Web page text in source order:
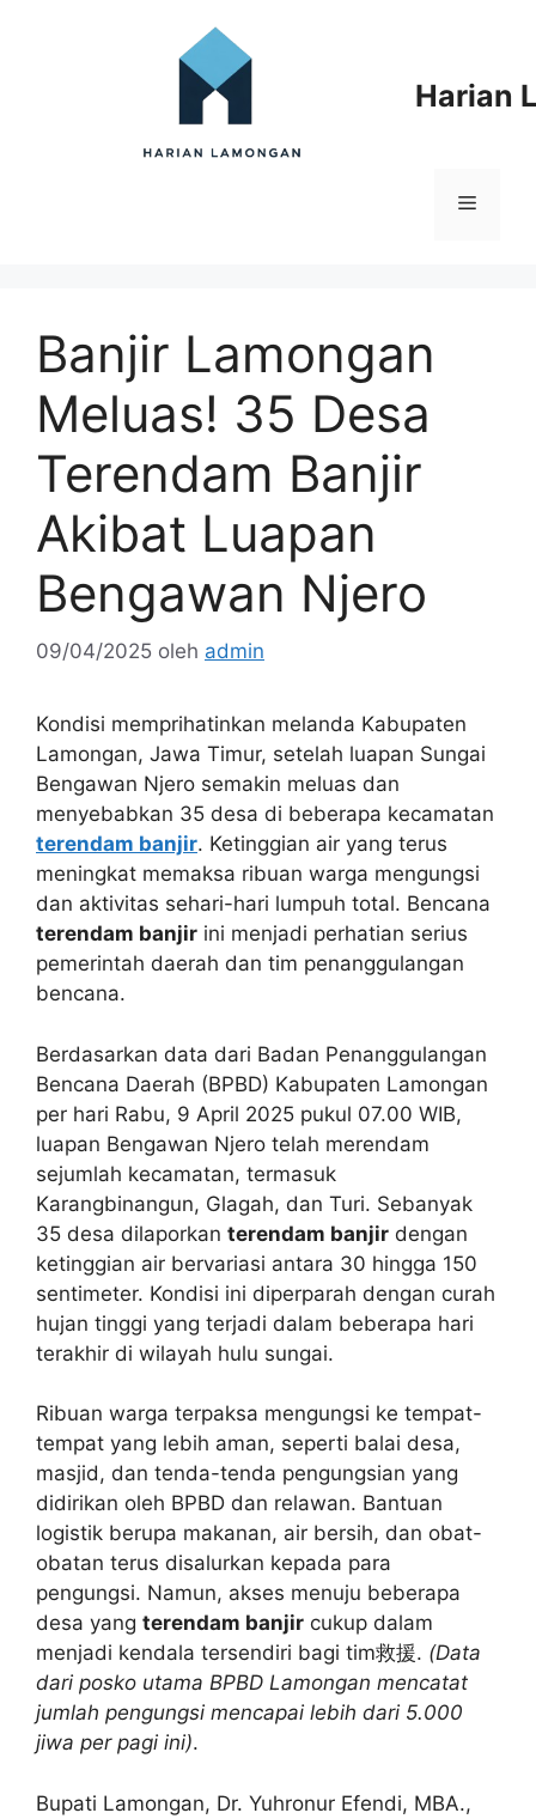
Harian
Menu
Banjir Lamongan
Meluas! 35 Desa
Terendam Banjir
Akibat Luapan
Bengawan Njero
09/04/2025 oleh admin
Kondisi memprihatinkan melanda Kabupaten
Lamongan, Jawa Timur, setelah luapan Sungai
Bengawan Njero semakin meluas dan
menyebabkan 35 desa di beberapa kecamatan
terendam banjir. Ketinggian air yang terus
meningkat memaksa ribuan warga mengungsi
dan aktivitas sehari-hari lumpuh total. Bencana
terendam banjir ini menjadi perhatian serius
pemerintah daerah dan tim penanggulangan
bencana.
Berdasarkan data dari Badan Penanggulangan
Bencana Daerah (BPBD) Kabupaten Lamongan
per hari Rabu, 9 April 2025 pukul 07.00 WIB,
luapan Bengawan Njero telah merendam
sejumlah kecamatan, termasuk
Karangbinangun, Glagah, dan Turi. Sebanyak
35 desa dilaporkan terendam banjir dengan
ketinggian air bervariasi antara 30 hingga 150
sentimeter. Kondisi ini diperparah dengan curah
hujan tinggi yang terjadi dalam beberapa hari
terakhir di wilayah hulu sungai.
Ribuan warga terpaksa mengungsi ke tempat-
tempat yang lebih aman, seperti balai desa,
masjid, dan tenda-tenda pengungsian yang
didirikan oleh BPBD dan relawan. Bantuan
logistik berupa makanan, air bersih, dan obat-
obatan terus disalurkan kepada para
pengungsi. Namun, akses menuju beberapa
desa yang terendam banjir cukup dalam
menjadi kendala tersendiri bagi tim救援. (Data
dari posko utama BPBD Lamongan mencatat
jumlah pengungsi mencapai lebih dari 5.000
jiwa per pagi ini).
Bupati Lamongan, Dr. Yuhronur Efendi, MBA.,